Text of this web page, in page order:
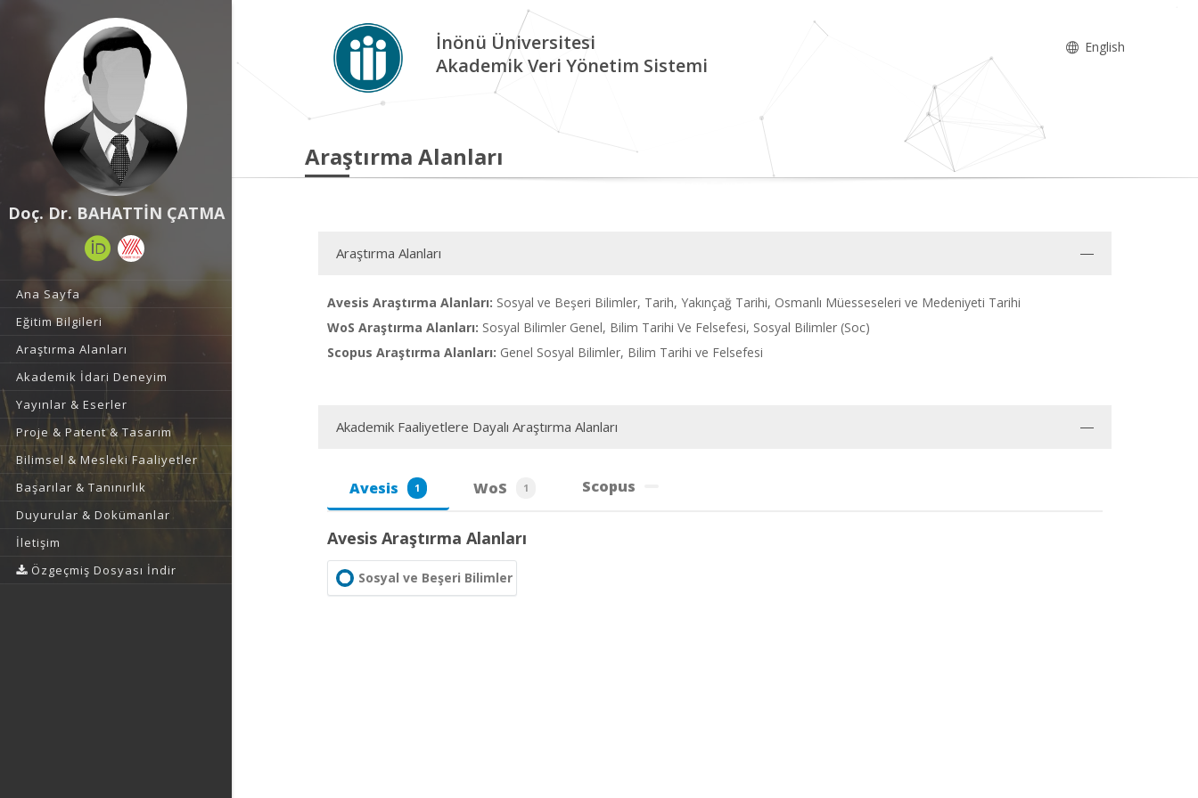
Doç. Dr. BAHATTİN ÇATMA
Ana Sayfa
Eğitim Bilgileri
Araştırma Alanları
Akademik İdari Deneyim
Yayınlar & Eserler
Proje & Patent & Tasarım
Bilimsel & Mesleki Faaliyetler
Başarılar & Tanınırlık
Duyurular & Dokümanlar
İletişim
Özgeçmiş Dosyası İndir
İnönü Üniversitesi
Akademik Veri Yönetim Sistemi
English
Araştırma Alanları
Araştırma Alanları
Avesis Araştırma Alanları: Sosyal ve Beşeri Bilimler, Tarih, Yakınçağ Tarihi, Osmanlı Müesseseleri ve Medeniyeti Tarihi
WoS Araştırma Alanları: Sosyal Bilimler Genel, Bilim Tarihi Ve Felsefesi, Sosyal Bilimler (Soc)
Scopus Araştırma Alanları: Genel Sosyal Bilimler, Bilim Tarihi ve Felsefesi
Akademik Faaliyetlere Dayalı Araştırma Alanları
Avesis 1 WoS 1 Scopus
Avesis Araştırma Alanları
Sosyal ve Beşeri Bilimler